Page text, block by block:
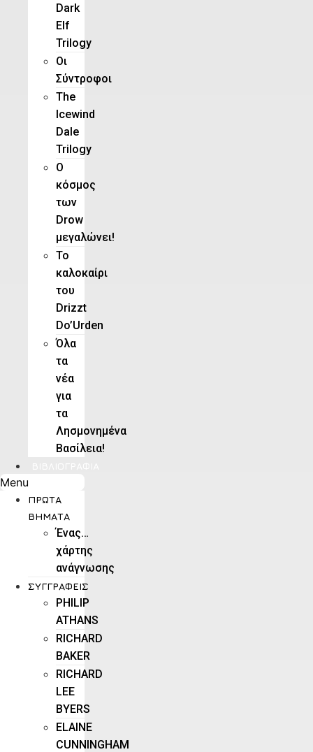
Dark
Elf
Trilogy
Οι
Σύντροφοι
The
Icewind
Dale
Trilogy
O
κόσμος
των
Drow
μεγαλώνει!
To
καλοκαίρι
του
Drizzt
Do’Urden
Όλα
τα
νέα
για
τα
Λησμονημένα
Βασίλεια!
Menu
ΠΡΏΤΑ
ΒΉΜΑΤΑ
Ένας…
χάρτης
ανάγνωσης
ΣΥΓΓΡΑΦΕΊΣ
PHILIP
ATHANS
RICHARD
BAKER
RICHARD
LEE
BYERS
ELAINE
CUNNINGHAM